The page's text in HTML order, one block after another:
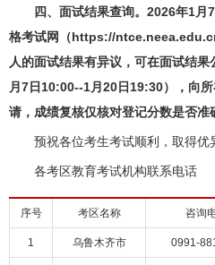
四、面试结果查询。2026年1
格考试网（https://
人的面试结果有异议，可在面试结
月7日10:00--1月20日19:30），向
请，成绩复核仅核对登记分数是否准
预祝各位考生考试顺利，取得优
各考区教育考试机构联系电话
序号 考区名称 咨询
1 乌鲁木齐市 0991-